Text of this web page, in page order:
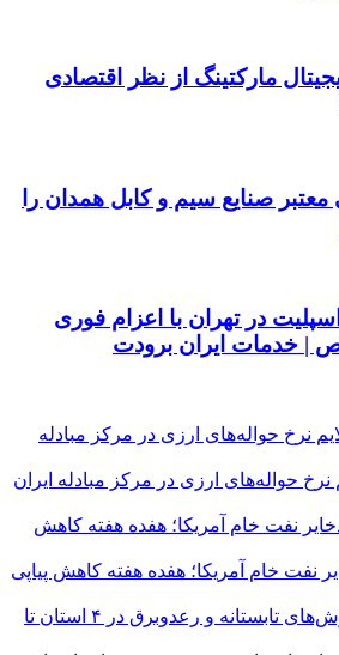
مارکتینگ از نظر اقتصادی
معتبر صنایع سیم و کابل همدان را
در تهران با اعزام فوری
| خدمات ایران برودت
حواله‌های ارزی در مرکز مبادله ایران
نفت خام آمریکا؛ هفده هفته کاهش پیاپی